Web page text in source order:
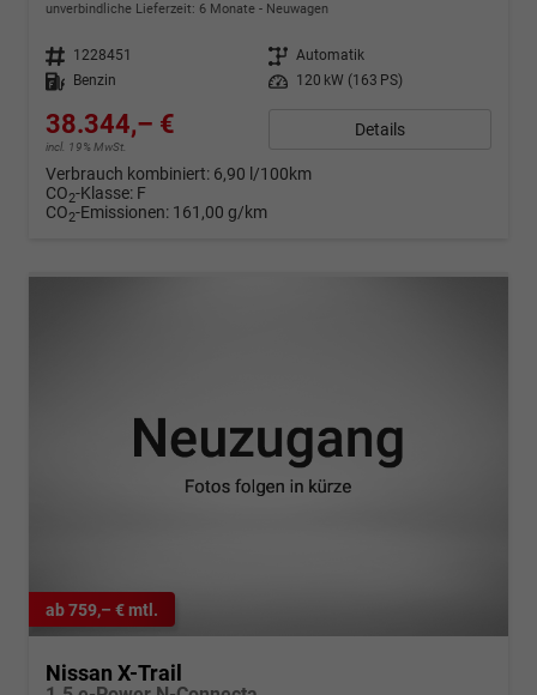
unverbindliche Lieferzeit: 6 Monate Neuwagen
Fahrzeugnr. 1228451 Getriebe Automatik
Kraftstoff
Benzin Leistung 120 kW (163 PS)
38.344,– €
incl. 19% MwSt.
Details
Verbrauch kombiniert: 6,90 l/100km
CO2-Klasse: F
CO2-Emissionen: 161,00 g/km
ab 759,– € mtl.
Nissan X-Trail